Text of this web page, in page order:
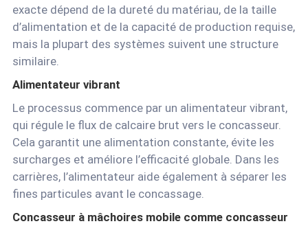
exacte dépend de la dureté du matériau, de la taille
d’alimentation et de la capacité de production requise,
mais la plupart des systèmes suivent une structure
similaire.
Alimentateur vibrant
Le processus commence par un alimentateur vibrant,
qui régule le flux de calcaire brut vers le concasseur.
Cela garantit une alimentation constante, évite les
surcharges et améliore l’efficacité globale. Dans les
carrières, l’alimentateur aide également à séparer les
fines particules avant le concassage.
Concasseur à mâchoires mobilecomme concasseur